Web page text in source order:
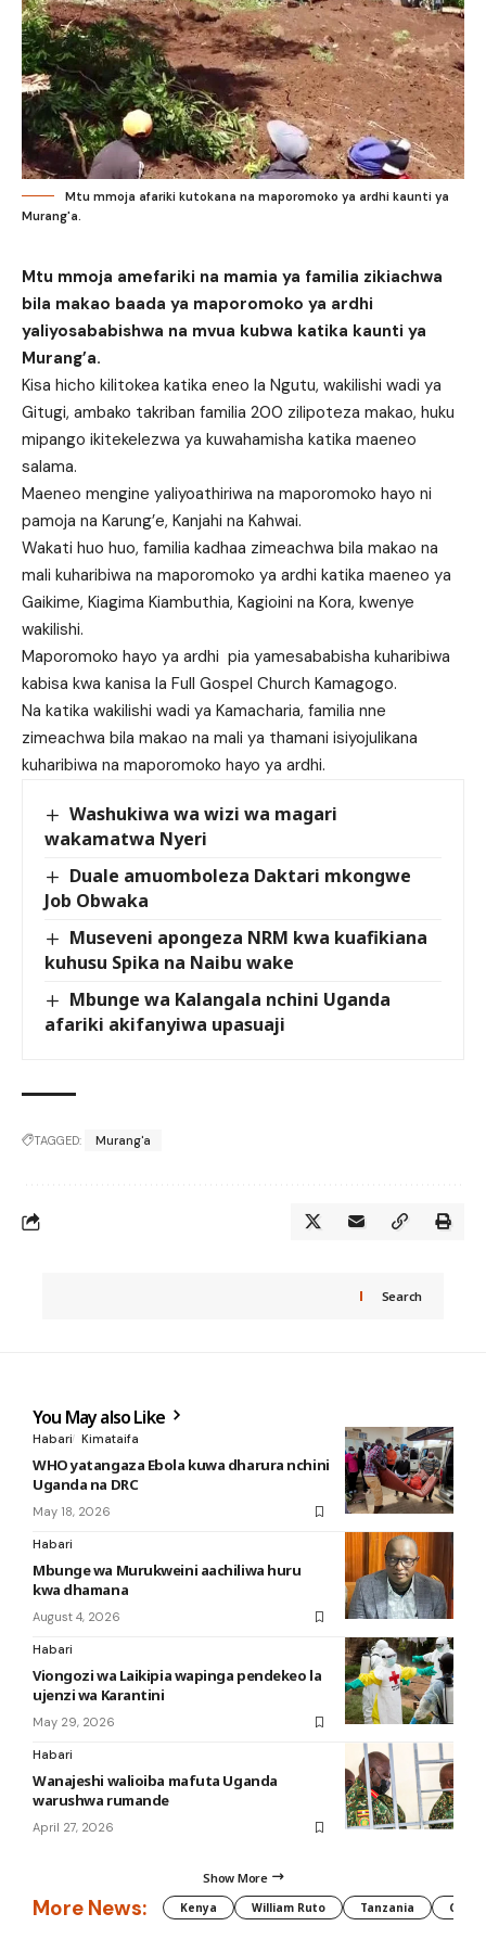
Mtu mmoja afariki kutokana na maporomoko ya ardhi kaunti ya
Murang'a.
Mtu mmoja amefariki na mamia ya familia zikiachwa
bila makao baada ya maporomoko ya ardhi
yaliyosababishwa na mvua kubwa katika kaunti ya
Murang’a.
Kisa hicho kilitokea katika eneo la Ngutu, wakilishi wadi ya
Gitugi, ambako takriban familia 200 zilipoteza makao, huku
mipango ikitekelezwa ya kuwahamisha katika maeneo
salama.
Maeneo mengine yaliyoathiriwa na maporomoko hayo ni
pamoja na Karung’e, Kanjahi na Kahwai.
Wakati huo huo, familia kadhaa zimeachwa bila makao na
mali kuharibiwa na maporomoko ya ardhi katika maeneo ya
Gaikime, Kiagima Kiambuthia, Kagioini na Kora, kwenye
wakilishi.
Maporomoko hayo ya ardhi pia yamesababisha kuharibiwa
kabisa kwa kanisa la Full Gospel Church Kamagogo.
Na katika wakilishi wadi ya Kamacharia, familia nne
zimeachwa bila makao na mali ya thamani isiyojulikana
kuharibiwa na maporomoko hayo ya ardhi.
Washukiwa wa wizi wa magari
wakamatwa Nyeri
Duale amuomboleza Daktari mkongwe
Job Obwaka
Museveni apongeza NRM kwa kuafikiana
kuhusu Spika na Naibu wake
Mbunge wa Kalangala nchini Uganda
afariki akifanyiwa upasuaji
TAGGED: Murang'a
Search
You May also Like
Habari Kimataifa
WHO yatangaza Ebola kuwa dharura nchini
Uganda na DRC
May 18, 2026
Habari
Mbunge wa Murukweini aachiliwa huru
kwa dhamana
August 4, 2026
Habari
Viongozi wa Laikipia wapinga pendekeo la
ujenzi wa Karantini
May 29, 2026
Habari
Wanajeshi walioiba mafuta Uganda
warushwa rumande
April 27, 2026
Show More
More News: Kenya William Ruto Tanzania CAF